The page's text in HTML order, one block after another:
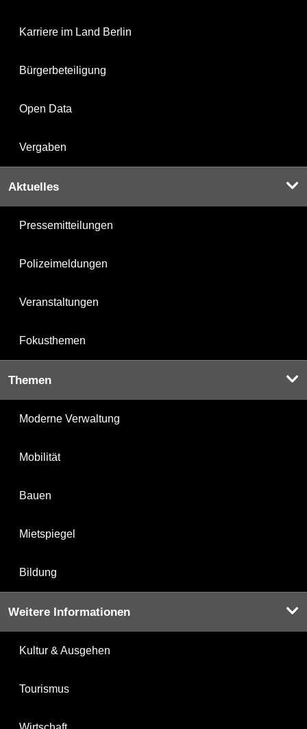
Karriere im Land Berlin
Bürgerbeteiligung
Open Data
Vergaben
Aktuelles
Pressemitteilungen
Polizeimeldungen
Veranstaltungen
Fokusthemen
Themen
Moderne Verwaltung
Mobilität
Bauen
Mietspiegel
Bildung
Weitere Informationen
Kultur & Ausgehen
Tourismus